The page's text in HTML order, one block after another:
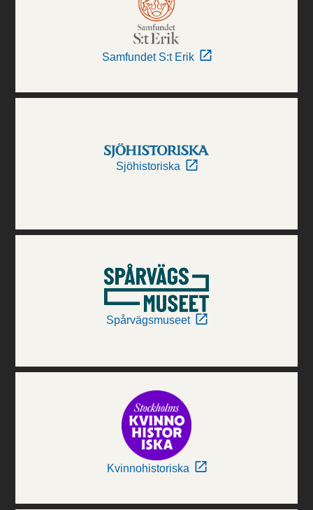
Samfundet S:t Erik
Sjöhistoriska
Spårvägsmuseet
Kvinnohistoriska